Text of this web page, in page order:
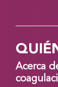
Acerca